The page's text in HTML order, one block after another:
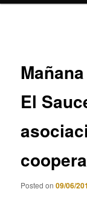
El
Posted on09/06/